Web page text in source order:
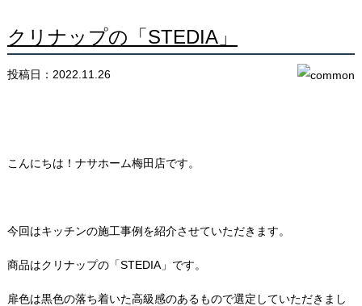
クリナップの「STEDIA」
投稿日：2022.11.26
こんにちは！ナサホーム梅田店です。
今回はキッチンの施工事例を紹介させていただきます。
商品はクリナップの「STEDIA」です。
扉色は黒色の落ち着いた高級感のあるもので選定していただきまし